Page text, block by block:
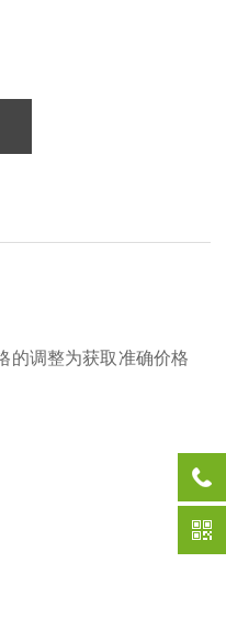
的调整为获取准确价格